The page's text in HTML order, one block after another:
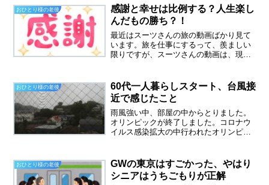
丈夫！と勝手に判断。でも、悲しいか
な、やはり筋力は確実に衰え...
おひとり様の老後
感謝と幸せは比例する？人生楽し
んだもの勝ち？！
最近はスーツさんの旅の動画ばかり見て
います。旅を仕事にするって、羨ましい
限りですが、スーツさんの動画は、現地
の賜物なんだと思います。春の一人旅
は、どこへ行こう？そんなこ...
おひとり様の老後
60代一人暮らしスタート、台風接
近で感じたこと
雨風強い中、部屋の中からとりました。
オリンピックが終了しました。コロナウ
イルス感染拡大の中行われたオリンピッ
楽しませてもらいました。昨日は、野球
を見ました。いつのまにか...
おひとり様の老後
GWの東京はすごかった、やはり
シニアはうちごもりが正解